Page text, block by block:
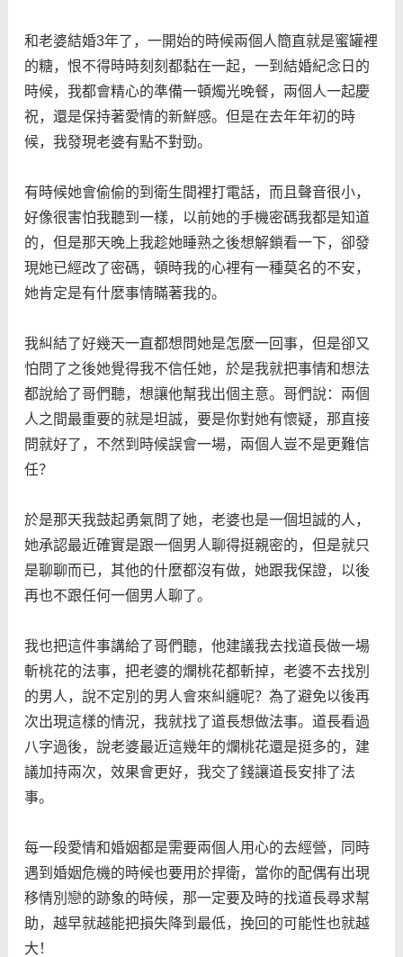
和老婆結婚3年了，一開始的時候兩個人簡直就是蜜罐裡
的糖，恨不得時時刻刻都黏在一起，一到結婚紀念日的
時候，我都會精心的準備一頓燭光晚餐，兩個人一起慶
祝，還是保持著愛情的新鮮感。但是在去年年初的時
候，我發現老婆有點不對勁。
有時候她會偷偷的到衛生間裡打電話，而且聲音很小，
好像很害怕我聽到一樣，以前她的手機密碼我都是知道
的，但是那天晚上我趁她睡熟之後想解鎖看一下，卻發
現她已經改了密碼，頓時我的心裡有一種莫名的不安，
她肯定是有什麼事情瞞著我的。
我糾結了好幾天一直都想問她是怎麼一回事，但是卻又
怕問了之後她覺得我不信任她，於是我就把事情和想法
都說給了哥們聽，想讓他幫我出個主意。哥們說：兩個
人之間最重要的就是坦誠，要是你對她有懷疑，那直接
問就好了，不然到時候誤會一場，兩個人豈不是更難信
任？
於是那天我鼓起勇氣問了她，老婆也是一個坦誠的人，
她承認最近確實是跟一個男人聊得挺親密的，但是就只
是聊聊而已，其他的什麼都沒有做，她跟我保證，以後
再也不跟任何一個男人聊了。
我也把這件事講給了哥們聽，他建議我去找道長做一場
斬桃花的法事，把老婆的爛桃花都斬掉，老婆不去找別
的男人，說不定別的男人會來糾纏呢？為了避免以後再
次出現這樣的情況，我就找了道長想做法事。道長看過
八字過後，說老婆最近這幾年的爛桃花還是挺多的，建
議加持兩次，效果會更好，我交了錢讓道長安排了法
事。
每一段愛情和婚姻都是需要兩個人用心的去經營，同時
遇到婚姻危機的時候也要用於捍衛，當你的配偶有出現
移情別戀的跡象的時候，那一定要及時的找道長尋求幫
助，越早就越能把損失降到最低，挽回的可能性也就越
大！